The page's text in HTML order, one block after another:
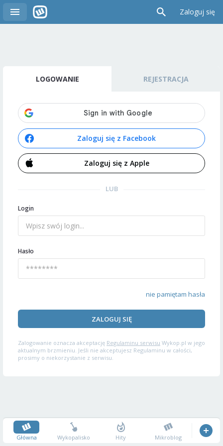
Zaloguj się
LOGOWANIE REJESTRACJA
Zaloguj się z Facebook
Zaloguj się z Apple
LUB
Login
Hasło
nie pamiętam hasła
ZALOGUJ SIĘ
Zalogowanie oznacza akceptację Regulaminu serwisu Wykop.pl w jego
aktualnym brzmieniu. Jeśli nie akceptujesz Regulaminu w całości,
prosimy o niekorzystanie z serwisu.
Główna Wykopalisko Hity Mikroblog